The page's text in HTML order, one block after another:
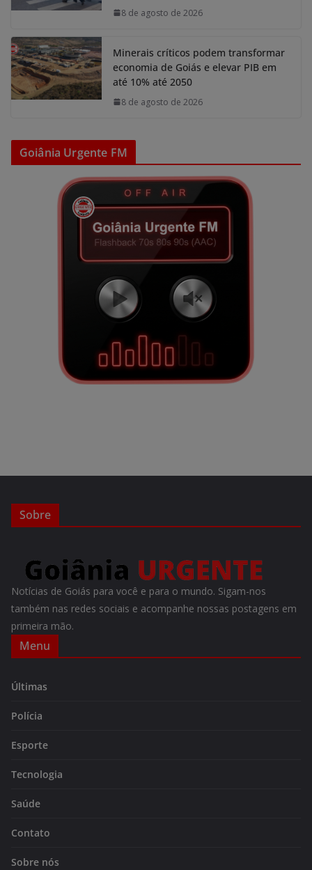
8 de agosto de 2026
Minerais críticos podem transformar
economia de Goiás e elevar PIB em
até 10% até 2050
8 de agosto de 2026
Goiânia Urgente FM
Sobre
Notícias de Goiás para você e para o mundo. Sigam-nos
também nas redes sociais e acompanhe nossas postagens em
primeira mão.
Menu
Últimas
Polícia
Esporte
Tecnologia
Saúde
Contato
Sobre nós